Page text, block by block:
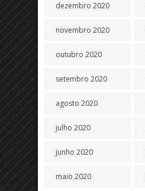
dezembro 2020
novembro 2020
outubro 2020
setembro 2020
agosto 2020
julho 2020
junho 2020
maio 2020